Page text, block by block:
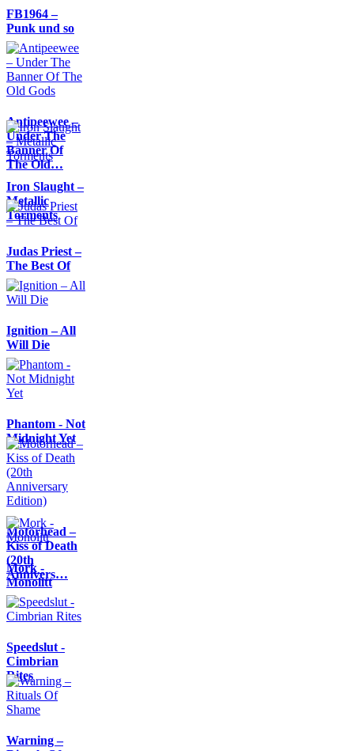
FB1964 –
Punk und so
Antipeewee –
Under The
Banner Of
The Old…
Iron Slaught –
Metallic
Torments
Judas Priest –
The Best Of
Ignition – All
Will Die
Phantom - Not
Midnight Yet
Motörhead –
Kiss of Death
(20th
Annivers…
Mork -
Monolitt
Speedslut -
Cimbrian
Rites
Warning –